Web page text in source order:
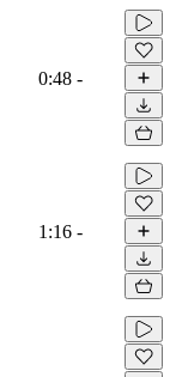
0:48 -
1:16 -